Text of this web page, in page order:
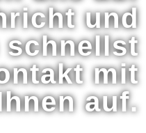
und
schnellst
mit
auf.